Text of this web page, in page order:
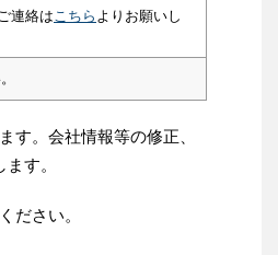
連絡は こちら よりお願いし
す。会社情報等の修正、
す。
ださい。